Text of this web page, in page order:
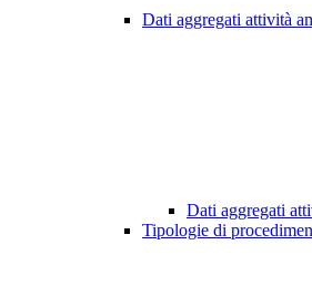
Dati aggregati attività
Dati aggregati
Tipologie di